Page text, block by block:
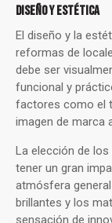
DISEÑO Y ESTÉTICA
El diseño y la
reformas de
debe ser
funcional y
factores como el
imagen de marca
La elección de
tener un gran
atmósfera
brillantes y los
sensación de